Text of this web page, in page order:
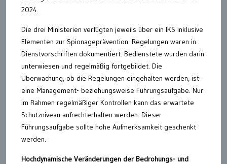
2024.
Die drei Ministerien verfügten jeweils über ein IKS inklusive
Elementen zur Spionageprävention. Regelungen waren in
Dienstvorschriften dokumentiert. Bedienstete wurden darin
unterwiesen und regelmäßig fortgebildet. Die
Überwachung, ob die Regelungen eingehalten werden, ist
eine Management- beziehungsweise Führungsaufgabe. Nur
im Rahmen regelmäßiger Kontrollen kann das erwartete
Schutzniveau aufrechterhalten werden. Dieser
Führungsaufgabe sollte hohe Aufmerksamkeit geschenkt
werden.
Hochdynamische Veränderungen der Bedrohungs- und